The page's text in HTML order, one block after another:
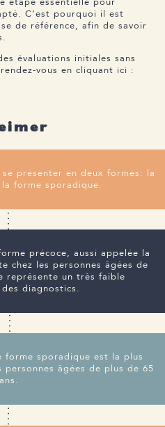
C’est pourquoi il est
de référence, afin de savoir
évaluations initiales sans
vous en cliquant ici :
présenter en deux formes: la
forme sporadique.
précoce, aussi appelée la
chez les personnes âgées de
représente un très faible
diagnostics.
forme sporadique est la plus
âgées de plus de 65
ans.